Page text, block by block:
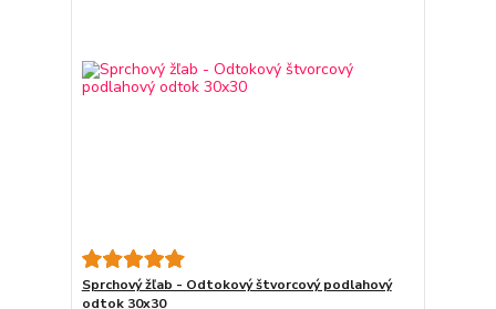
Sprchový žľab - Odtokový štvorcový podlahový
odtok 30x30